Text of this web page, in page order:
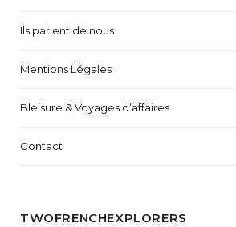
Ils parlent de nous
Mentions Légales
Bleisure & Voyages d’affaires
Contact
TWOFRENCHEXPLORERS